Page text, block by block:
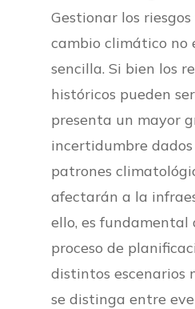
Gestionar los
cambio climático no
sencilla. Si bien los
históricos pueden
presenta un mayor
incertidumbre dados
patrones
afectarán a la
ello, es fundamental
proceso de
distintos escenarios
se distinga entre